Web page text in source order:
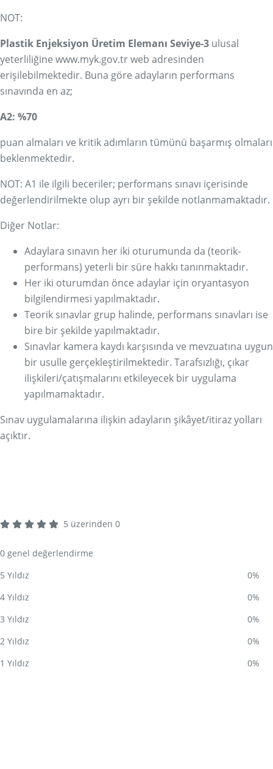
NOT:
Plastik Enjeksiyon Üretim Elemanı Seviye-3 ulusal
yeterliliğine www.myk.gov.trweb adresinden
erişilebilmektedir. Buna göre adayların performans
sınavında en az;
A2: %70
puan almaları ve kritik adımların tümünü başarmış olmaları
beklenmektedir.
NOT: A1 ile ilgili beceriler; performans sınavı içerisinde
değerlendirilmekte olup ayrı bir şekilde notlanmamaktadır.
Diğer Notlar:
Adaylara sınavın her iki oturumunda da (teorik-
performans) yeterli bir süre hakkı tanınmaktadır.
Her iki oturumdan önce adaylar için oryantasyon
bilgilendirmesi yapılmaktadır.
Teorik sınavlar grup halinde, performans sınavları ise
bire bir şekilde yapılmaktadır.
Sınavlar kamera kaydı karşısında ve mevzuatına uygun
bir usulle gerçekleştirilmektedir. Tarafsızlığı, çıkar
ilişkileri/çatışmalarını etkileyecek bir uygulama
yapılmamaktadır.
Sınav uygulamalarına ilişkin adayların şikâyet/itiraz yolları
açıktır.
5 üzerinden 0
0 genel değerlendirme
5 Yıldız
0%
4 Yıldız
0%
3 Yıldız
0%
2 Yıldız
0%
1 Yıldız
0%